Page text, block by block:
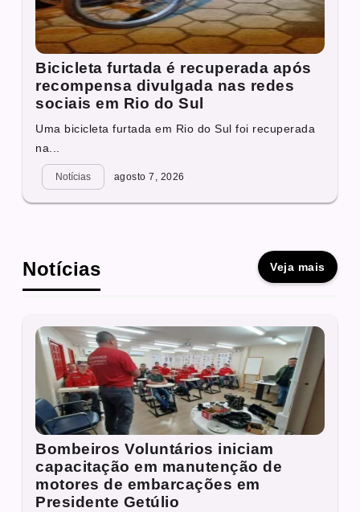
Bicicleta furtada é recuperada após
recompensa divulgada nas redes
sociais em Rio do Sul
Uma bicicleta furtada em Rio do Sul foi recuperada
na...
Notícias agosto 7, 2026
Notícias Veja mais
Bombeiros Voluntários iniciam
capacitação em manutenção de
motores de embarcações em
Presidente Getúlio